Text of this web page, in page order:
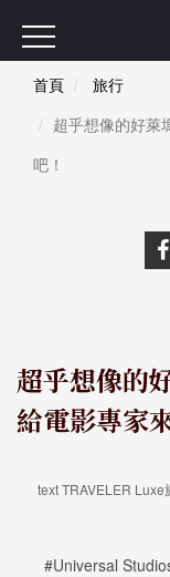
首頁
旅行
超乎想像的好萊
吧！
超乎想像的
給電影專家
text TRAVELER
#Universal